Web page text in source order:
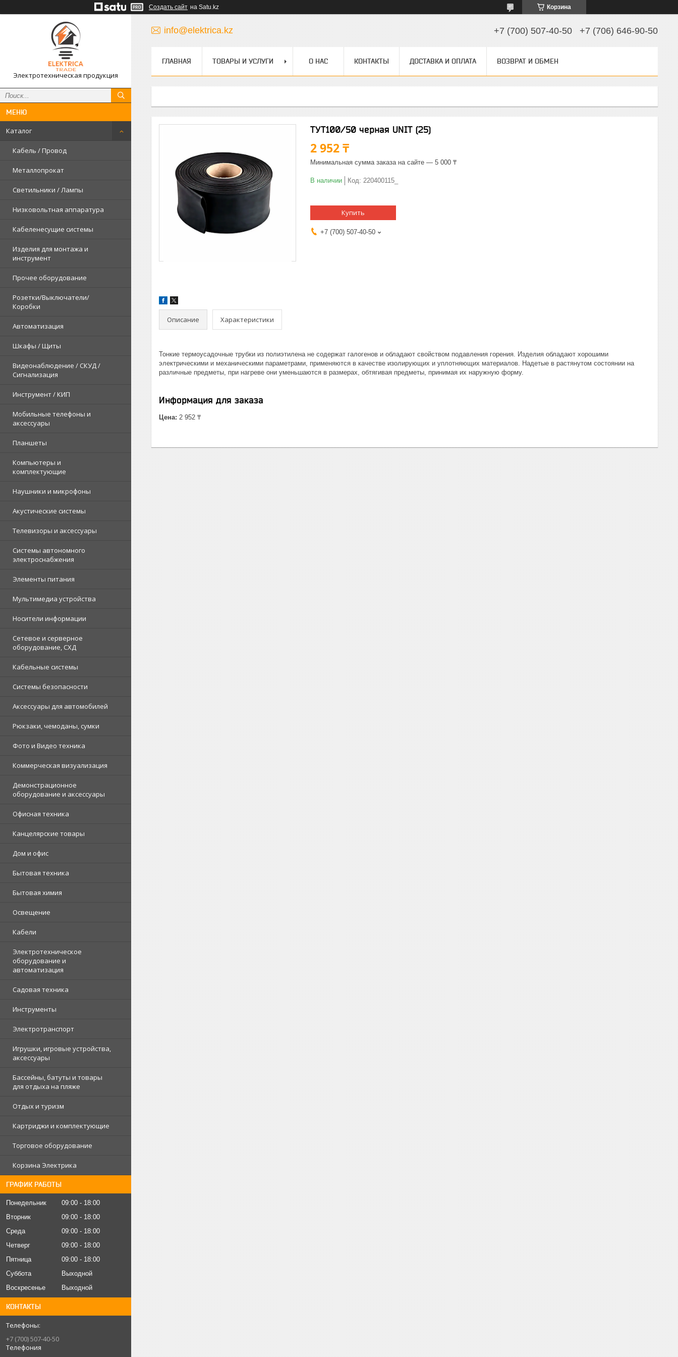
Создать сайт на Satu.kz Корзина
Электротехническая продукция
Каталог
Кабель / Провод
Металлопрокат
Светильники / Лампы
Низковольтная аппаратура
Кабеленесущие системы
Изделия для монтажа и
инструмент
Прочее оборудование
Розетки/Выключатели/
Коробки
Автоматизация
Шкафы / Щиты
Видеонаблюдение / СКУД /
Сигнализация
Инструмент / КИП
Мобильные телефоны и
аксессуары
Планшеты
Компьютеры и
комплектующие
Наушники и микрофоны
Акустические системы
Телевизоры и аксессуары
Системы автономного
электроснабжения
Элементы питания
Мультимедиа устройства
Носители информации
Сетевое и серверное
оборудование, СХД
Кабельные системы
Системы безопасности
Аксессуары для автомобилей
Рюкзаки, чемоданы, сумки
Фото и Видео техника
Коммерческая визуализация
Демонстрационное
оборудование и аксессуары
Офисная техника
Канцелярские товары
Дом и офис
Бытовая техника
Бытовая химия
Освещение
Кабели
Электротехническое
оборудование и
автоматизация
Садовая техника
Инструменты
Электротранспорт
Игрушки, игровые устройства,
аксессуары
Бассейны, батуты и товары
для отдыха на пляже
Отдых и туризм
Картриджи и комплектующие
Торговое оборудование
Корзина Электрика
ГРАФИК РАБОТЫ
Понедельник 09:00
18:00
Вторник
09:00
18:00
Среда
09:00
18:00
Четверг
09:00
18:00
Пятница
09:00
18:00
Суббота
Выходной
Воскресенье
Выходной
КОНТАКТЫ
+7 (700) 507-40-50
Телефония
info@elektrica.kz +7 (700) 507-40-50 +7 (706) 646-90-50
ГЛАВНАЯ ТОВАРЫ И УСЛУГИ О НАС КОНТАКТЫ ДОСТАВКА И ОПЛАТА ВОЗВРАТ И ОБМЕН
ТУТ100/50 черная UNIT (25)
2 952 ₸
Минимальная сумма заказа на сайте — 5 000 ₸
В наличии Код: 220400115_
Купить
+7 (700) 507-40-50
Описание Характеристики
Тонкие термоусадочные трубки из полиэтилена не содержат галогенов и обладают свойством подавления горения. Изделия обладают хорошими
электрическими и механическими параметрами, применяются в качестве изолирующих и уплотняющих материалов. Надетые в растянутом состоянии на
различные предметы, при нагреве они уменьшаются в размерах, обтягивая предметы, принимая их наружную форму.
Информация для заказа
Цена: 2 952 ₸